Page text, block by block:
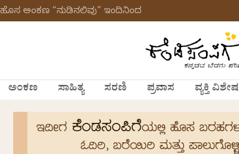
ಹೊಸ ಅಂಕಣ “ನುಡಿನಲಿವು” ಇಂದಿನಿಂದ
ಅಂಕಣ ಸಾಹಿತ್ಯ ಸರಣಿ ಪ್ರವಾಸ ವ್ಯಕ್ತಿ ವಿಶೇಷ